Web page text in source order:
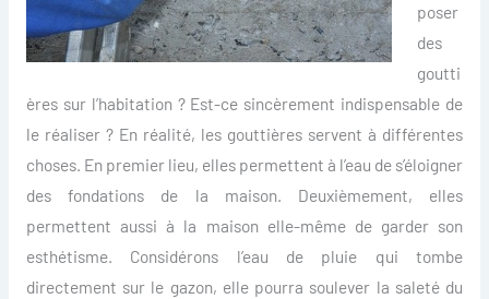
poser
des
goutti
ères sur l’habitation ? Est-ce sincèrement indispensable de
le réaliser ? En réalité, les gouttières servent à différentes
choses. En premier lieu, elles permettent à l’eau de s’éloigner
des fondations de la maison. Deuxièmement, elles
permettent aussi à la maison elle-même de garder son
esthétisme. Considérons l’eau de pluie qui tombe
directement sur le gazon, elle pourra soulever la saleté du